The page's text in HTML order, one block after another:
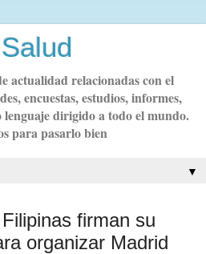
actualidad relacionadas con el
encuestas, estudios, informes,
lenguaje dirigido a todo el mundo.
para pasarlo bien
▼
firman su
organizar Madrid